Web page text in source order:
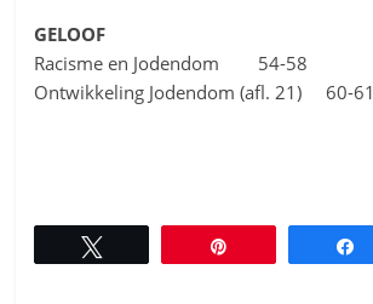
GELOOF
Racisme en Jodendom 54-58
Ontwikkeling Jodendom (afl. 21) 60-61